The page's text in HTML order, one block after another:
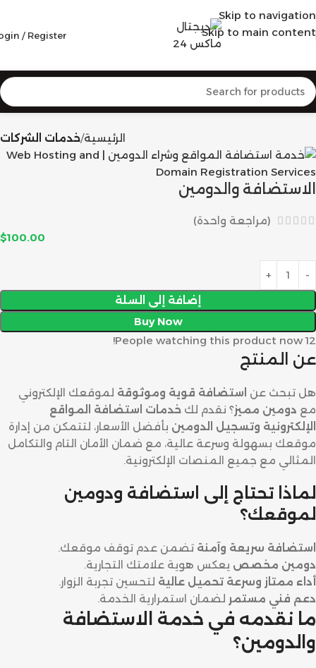
Skip to navigation
Skip to main content
/ Register
الرئيسية خدمات الشركات
الاستضافة والدومين
(مراجعة واحدة)
$100.00
إضافة إلى السلة
Buy Now
12
People watching this product now!
عن المنتج
هل تبحث عن استضافة قوية وموثوقة لموقعك الإلكتروني
مع دومين مميز؟ نقدم لك خدمات استضافة المواقع
الإلكترونية وتسجيل الدومين بأفضل الأسعار، لتتمكن من إدارة
موقعك بسهولة وسرعة عالية، مع ضمان الأمان التام والتكامل
المثالي مع جميع المنصات الإلكترونية.
لماذا تحتاج إلى استضافة ودومين
لموقعك؟
استضافة سريعة وآمنة تضمن عدم توقف موقعك.
دومين مخصص يعكس هوية علامتك التجارية.
أداء ممتاز وسرعة تحميل عالية لتحسين تجربة الزوار.
دعم فني مستمر لضمان استمرارية الخدمة.
ما نقدمه في خدمة الاستضافة
والدومين؟